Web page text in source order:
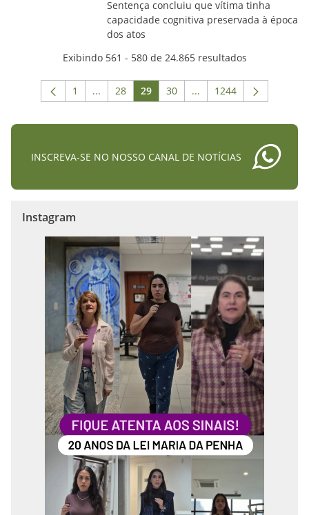
Sentença concluiu que vítima tinha
capacidade cognitiva preservada à época
dos atos
Exibindo 561 - 580 de 24.865 resultados
Página
1 ...Páginas intermediárias Usar ABA para
Página
28 Página
29 Página
30 ...Páginas intermediárias
Página
1244
INSCREVA-SE NO NOSSO CANAL DE NOTÍCIAS
Instagram